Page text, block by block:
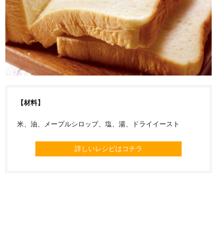
【材料】
米、油、メープルシロップ、塩、湯、ドライイースト
詳しいレシピはコチラ